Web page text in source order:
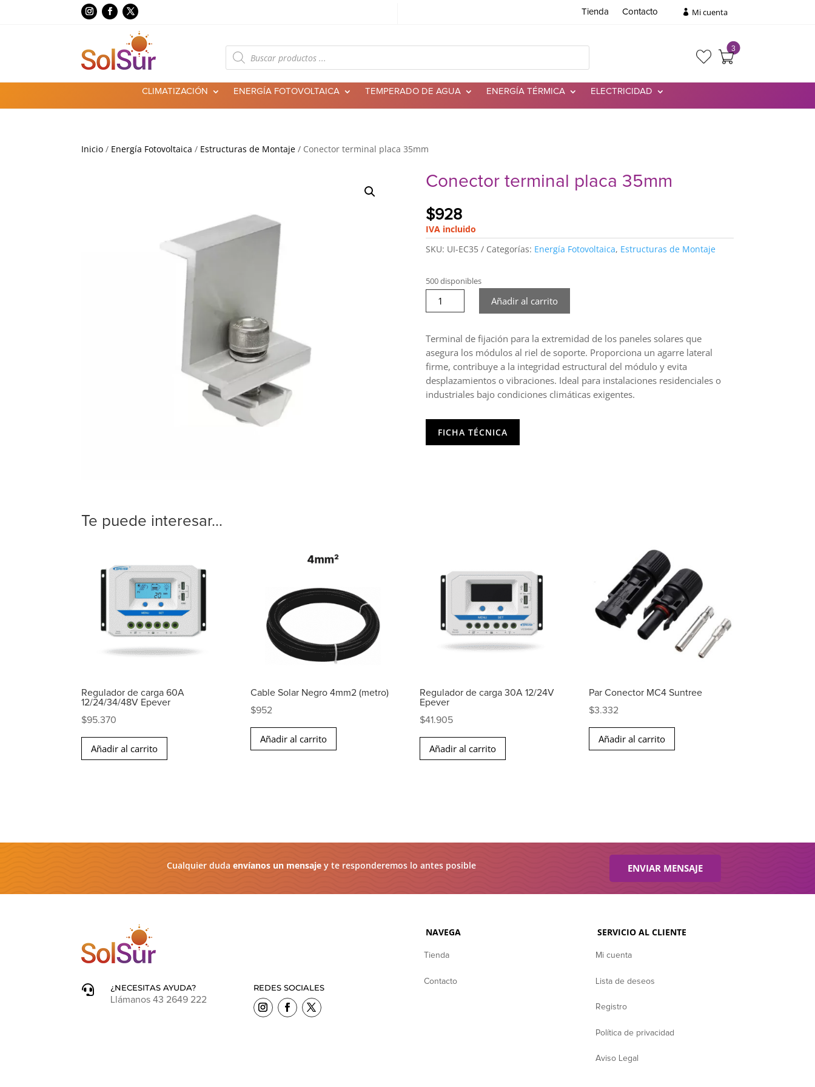
Tienda Contacto Mi cuenta
Búsqueda
de
productos
3
CLIMATIZACIÓN ENERGÍA FOTOVOLTAICA TEMPERADO DE AGUA ENERGÍA TÉRMICA ELECTRICIDAD
Inicio / Energía Fotovoltaica / Estructuras de Montaje / Conector terminal placa 35mm
Conector terminal placa 35mm
$928
IVA incluido
SKU: UI-EC35 Categorías: Energía Fotovoltaica, Estructuras de Montaje
500 disponibles
Conector
terminal
35mm
cantidad
Añadir al carrito
Terminal de fijación para la extremidad de los paneles solares que
asegura los módulos al riel de soporte. Proporciona un agarre lateral
firme, contribuye a la integridad estructural del módulo y evita
desplazamientos o vibraciones. Ideal para instalaciones residenciales o
industriales bajo condiciones climáticas exigentes.
FICHA TÉCNICA
Te puede interesar...
Regulador de carga 60A
12/24/34/48V Epever
$95.370
Añadir al carrito
Cable Solar Negro 4mm2 (metro)
$952
Añadir al carrito
Regulador de carga 30A 12/24V
Epever
$41.905
Añadir al carrito
Par Conector MC4 Suntree
$3.332
Añadir al carrito
Cualquier dudaenvíanos un mensaje y te responderemos lo antes posible ENVIAR MENSAJE

¿NECESITAS AYUDA?
Llámanos 43 2649 222
REDES SOCIALES
NAVEGA
Tienda
Contacto
SERVICIO AL CLIENTE
Mi cuenta
Lista de deseos
Registro
Política de privacidad
Aviso Legal